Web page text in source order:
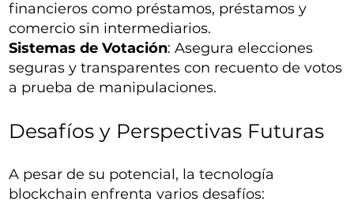
financieros como préstamos, préstamos y
comercio sin intermediarios.
Sistemas de Votación: Asegura elecciones
seguras y transparentes con recuento de votos
a prueba de manipulaciones.
Desafíos y Perspectivas Futuras
A pesar de su potencial, la tecnología
blockchain enfrenta varios desafíos: